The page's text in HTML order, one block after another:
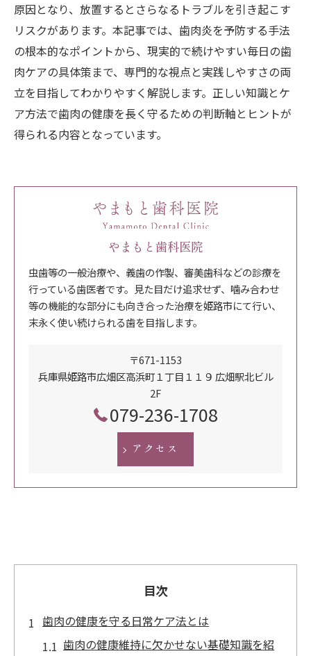
原因となり、放置するとさらなるトラブルを引き起こす
リスクがあります。本記事では、歯肉炎を予防する手法
の根本的なポイントから、現実的で続けやすい毎日の歯
肉ケアの具体策まで、専門的な視点と実践しやすさの両
立を目指してわかりやすく解説します。正しい知識とケ
ア方法で歯肉の健康を長く守るための判断軸とヒントが
得られる内容となっています。
やまもと歯科医院
虫歯等の一般治療や、義歯の作製、審美歯科などの診療を
行っている歯医者です。見た目だけ追求せず、噛み合わせ
等の機能的な部分にも向き合った治療を姫路市にて行い、
末永く使い続けられる歯を目指します。
〒671-1153
兵庫県姫路市広畑区高浜町１丁目１１９ 広畑駅北ビル
2F
079-236-1708
アクセス
目次
歯肉の健康を守る日常ケア法とは
歯肉の健康維持に欠かせない基礎知識を紹